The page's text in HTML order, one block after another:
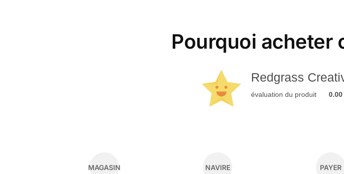
Pourquoi acheter
Redgrass
évaluation du produit 0.00
MAGASIN NAVIRE PAYER